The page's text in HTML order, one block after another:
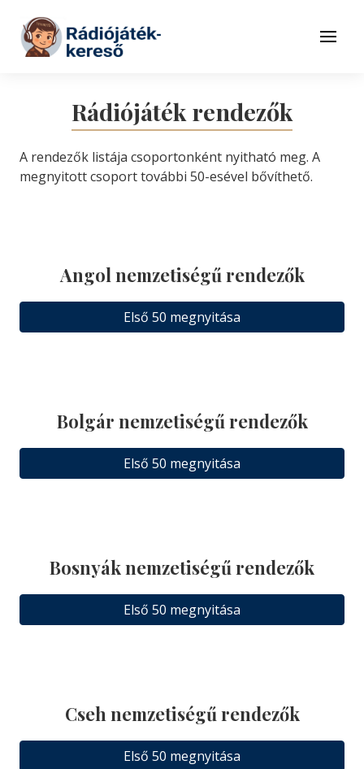
Tovább a tartalomhoz
Menü
Rádiójáték rendezők
A rendezők listája csoportonként nyitható meg. A
megnyitott csoport további 50-esével bővíthető.
Angol nemzetiségű rendezők
Első 50 megnyitása
Bolgár nemzetiségű rendezők
Első 50 megnyitása
Bosnyák nemzetiségű rendezők
Első 50 megnyitása
Cseh nemzetiségű rendezők
Első 50 megnyitása